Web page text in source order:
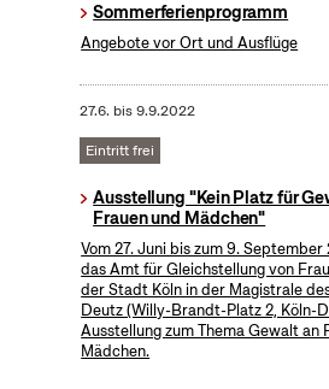
Sommerferienprogramm
Angebote vor Ort und Ausflüge
27.6. bis9.9.2022
Eintritt frei
Ausstellung "Kein Platz für
Frauen und Mädchen"
Vom 27. Juni bis zum 9.
das Amt für Gleichstellung von
der Stadt Köln in der Magistrale
Deutz (Willy-Brandt-Platz 2, Köln-
Ausstellung zum Thema Gewalt an
Mädchen.